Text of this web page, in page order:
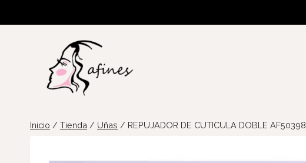
Inicio / Tienda / Uñas / REPUJADOR DE CUTICULA DOBLE AF50398